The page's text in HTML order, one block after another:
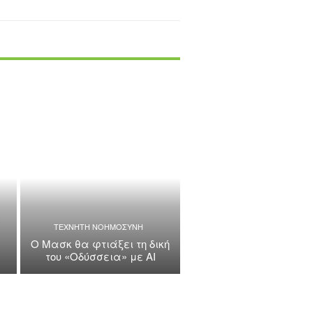
ΤΕΧΝΗΤΗ ΝΟΗΜΟΣΥΝΗ
Ο Μασκ θα φτιάξει τη δική
του «Οδύσσεια» με AI